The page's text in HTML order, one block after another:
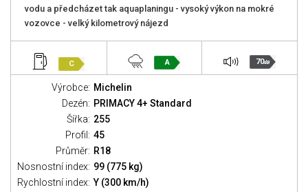
vodu a předcházet tak aquaplaningu - vysoký výkon na mokré
vozovce - velký kilometrový nájezd
C A 70dB
Výrobce: Michelin
Dezén: PRIMACY 4+ Standard
Šířka: 255
Profil: 45
Průměr: R18
Nosnostní index: 99 (775 kg)
Rychlostní index: Y (300 km/h)